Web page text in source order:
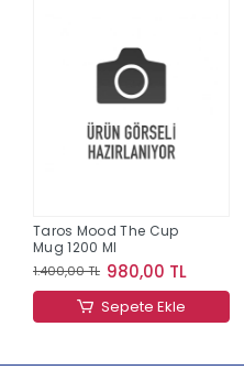
Taros Mood The Cup
Mug 1200 Ml
1.400,00 TL 980,00 TL
Sepete Ekle